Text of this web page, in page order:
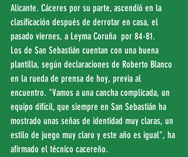
Alicante. Cáceres por su parte, ascendió en la
clasificación después de derrotar en casa, el
pasado viernes, a Leyma Coruña  por 84-81.
Los de San Sebastián cuentan con una buena
plantilla, según declaraciones de Roberto Blanco
en la rueda de prensa de hoy, previa al
encuentro. "Vamos a una cancha complicada, un
equipo difícil, que siempre en San Sebastián ha
mostrado unas señas de identidad muy claras, un
estilo de juego muy claro y este año es igual", ha
afirmado el técnico cacereño.